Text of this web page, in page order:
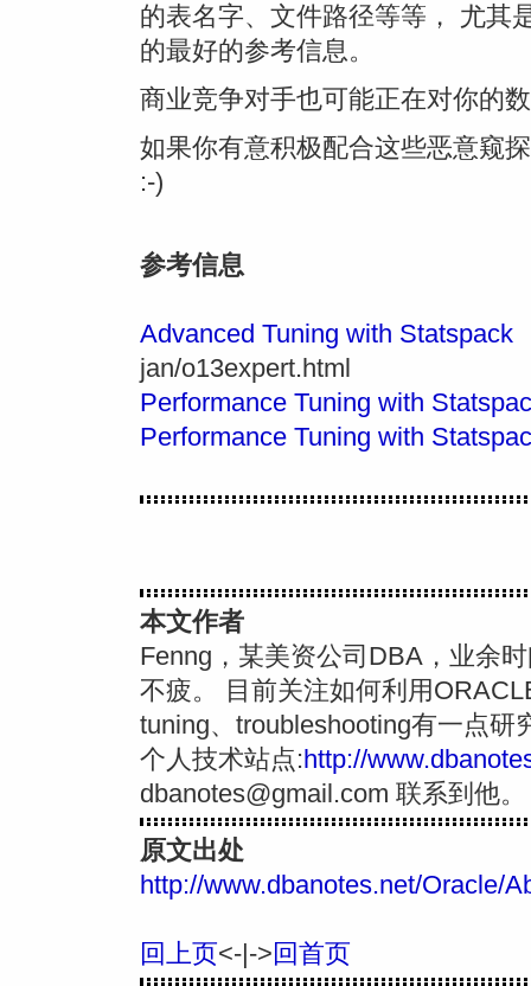
的表名字、文件路径等等， 尤其
的最好的参考信息。
商业竞争对手也可能正在对你的
如果你有意积极配合这些恶意窥
:-)
参考信息
Advanced Tuning with Statspack-
jan/o13expert.html
Performance Tuning with
Performance Tuning with
本文作者
Fenng，某美资公司DBA，业余
不疲。 目前关注如何利用
tuning、troubleshooting有一点研
个人技术站点:http://
dbanotes@gmail.com 联系到他。
原文出处
http://www.dbanotes.net/Oracle/
回上页<-|->回首页